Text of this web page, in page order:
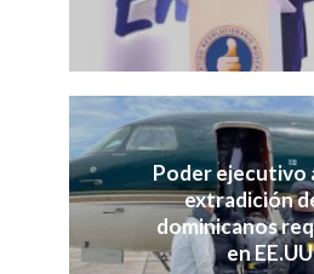
Poder ejecutivo
extradición
dominicanos
en